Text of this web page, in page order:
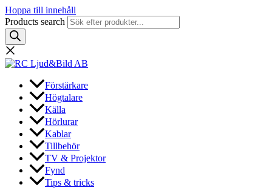
Hoppa till innehåll
Products search
Förstärkare
Högtalare
Källa
Hörlurar
Kablar
Tillbehör
TV & Projektor
Fynd
Tips & tricks